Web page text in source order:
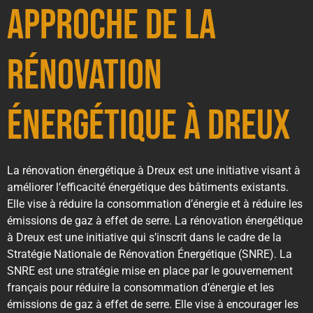
Approche de la
Rénovation
Énergétique à Dreux
La rénovation énergétique à Dreux est une initiative visant à
améliorer l’efficacité énergétique des bâtiments existants.
Elle vise à réduire la consommation d’énergie et à réduire les
émissions de gaz à effet de serre. La rénovation énergétique
à Dreux est une initiative qui s’inscrit dans le cadre de la
Stratégie Nationale de Rénovation Énergétique (SNRE). La
SNRE est une stratégie mise en place par le gouvernement
français pour réduire la consommation d’énergie et les
émissions de gaz à effet de serre. Elle vise à encourager les